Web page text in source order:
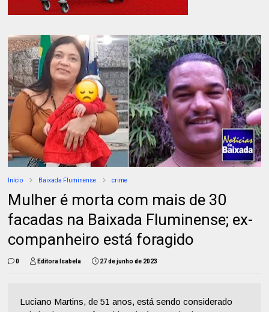
Início Baixada Fluminense crime
Mulher é morta com mais de 30
facadas na Baixada Fluminense; ex-
companheiro está foragido
0 Editora Isabela 27 de junho de 2023
Luciano Martins, de 51 anos, está sendo considerado